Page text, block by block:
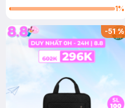
Travel Backpack - 28L-38L
1%
-51%